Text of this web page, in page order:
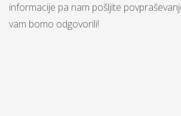
informacije pa nam pošljite
vam bomo odgovorili!